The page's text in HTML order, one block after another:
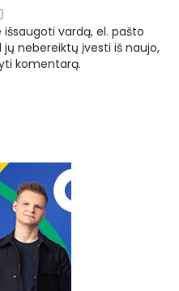
vardą, el. pašto
nebereiktų įvesti iš naujo,
komentarą.